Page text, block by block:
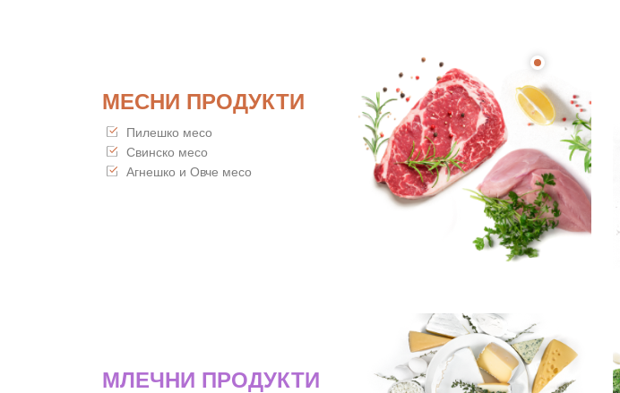
МЕСНИ ПРОДУКТИ
Пилешко месо
Свинско месо
Агнешко и Овче месо
МЛЕЧНИ ПРОДУКТИ